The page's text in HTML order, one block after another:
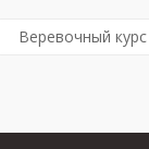
Веревочный курс